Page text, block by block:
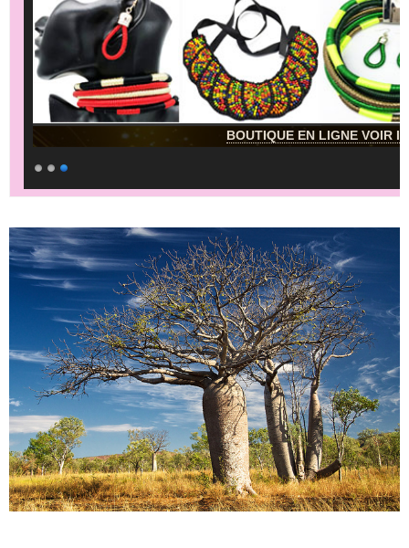
BOUTIQUE EN LIGNE VOIR